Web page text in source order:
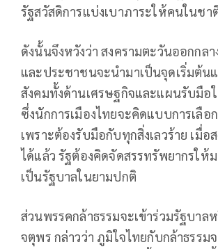
รัฐสวัสดิการแบ่งเบาภาระให้คนในชา
ดังนั้นจึงหวังว่า สงครามตะวันออกกลา
และประชาชนจะนำมาเป็นจุดเริ่มต้น
สังคมทั้งด้านเศรษฐกิจและแผนรับมือ
ซึ่งนักการเมืองไทยจะคิดแบบการเลือ
เพราะต้องรับมือกับทุกสิ่งเลวร้าย เมื่อ
ได้แล้ว รัฐต้องคิดจัดสรรทรัพยากรให้ม
เป็นรัฐบาลในยามปกติ
ส่วนพรรคกล้าธรรมจะเข้าร่วมรัฐบาล
จตุพร กล่าวว่า ภูมิใจไทยกับกล้าธรรม